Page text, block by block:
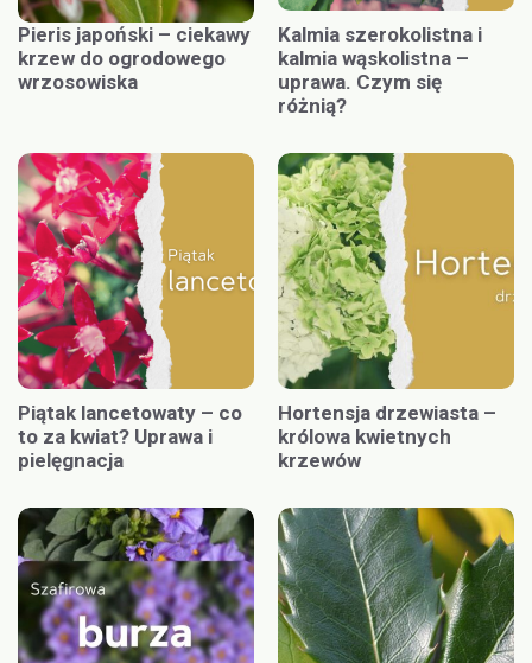
Pieris japoński – ciekawy
krzew do ogrodowego
wrzosowiska
Kalmia szerokolistna i
kalmia wąskolistna –
uprawa. Czym się
różnią?
Piątak lancetowaty – co
to za kwiat? Uprawa i
pielęgnacja
Hortensja drzewiasta –
królowa kwietnych
krzewów